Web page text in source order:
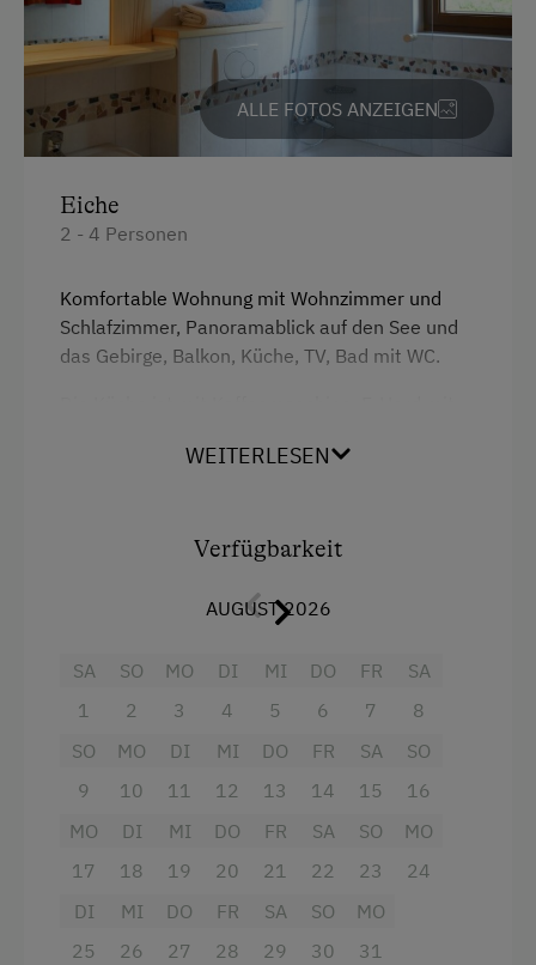
ALLE FOTOS ANZEIGEN
Eiche
2 - 4 Personen
Komfortable Wohnung mit Wohnzimmer und
Schlafzimmer, Panoramablick auf den See und
das Gebirge, Balkon, Küche, TV, Bad mit WC.
Geschirrspüler ausgestattet.
Ferienwohnung unser reichhaltiges
Frühstücksbuffet mit hofeigenen Produkten aus
unserer biologisch bewirtschafteten
Ausstattung
4 Plattenherd
Backofen
Badewanne
WEITERLESEN
Verfügbarkeit
AUGUST 2026
SA
1
SO
2
MO
3
DI
4
MI
5
DO
6
FR
7
SA
8
SO
9
MO
10
DI
11
MI
12
DO
13
FR
14
SA
15
SO
16
MO
17
DI
18
MI
19
DO
20
FR
21
SA
22
SO
23
MO
24
DI
25
MI
26
DO
27
FR
28
SA
29
SO
30
MO
31